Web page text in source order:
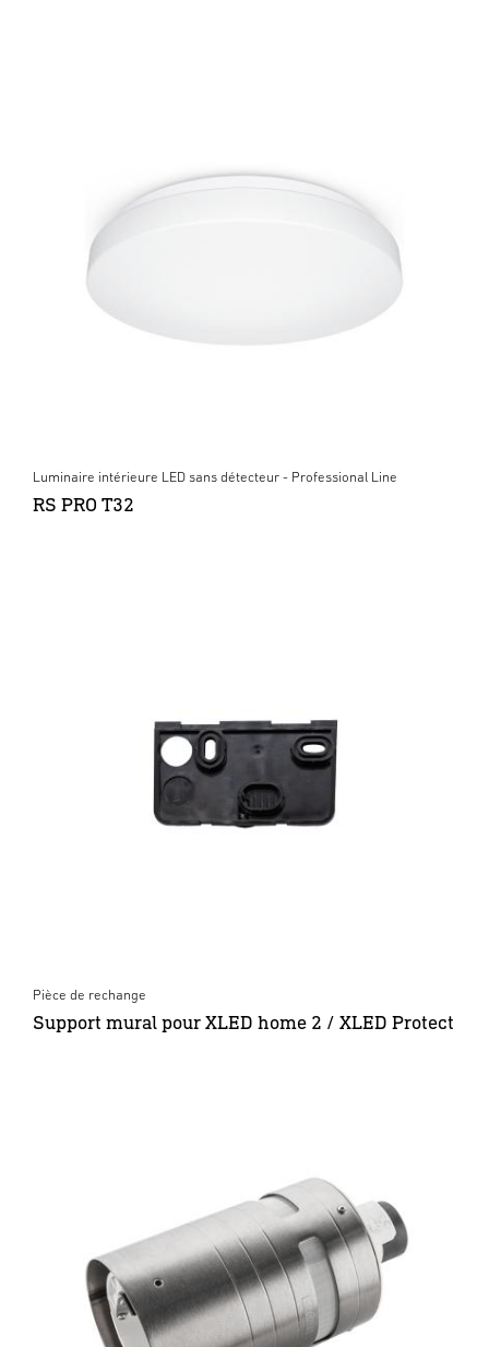
Luminaire intérieure LED sans détecteur - Professional Line
RS PRO T32
Pièce de rechange
Support mural pour XLED home 2 / XLED Protect